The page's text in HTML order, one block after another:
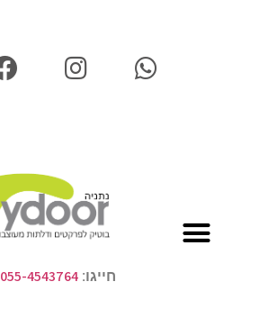
חייגו:055-4543764